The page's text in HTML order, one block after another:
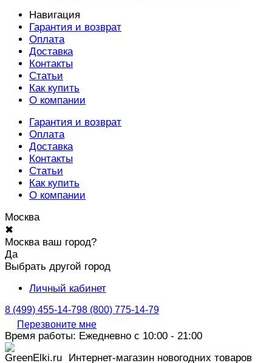
Навигация
Гарантия и возврат
Оплата
Доставка
Контакты
Статьи
Как купить
О компании
Гарантия и возврат
Оплата
Доставка
Контакты
Статьи
Как купить
О компании
Москва
✖
Москва ваш город?
Да
Выбрать другой город
Личный кабинет
8 (499) 455-14-798 (800) 775-14-79
Перезвоните мне
Время работы: Ежедневно с 10:00 - 21:00
Интернет-магазин новогодних товаров